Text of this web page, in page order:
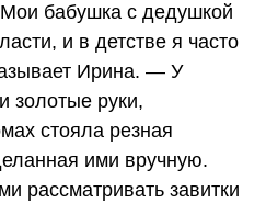
бабушка с дедушкой
и в детстве я часто
Ирина. — У
золотые руки,
стояла резная
ими вручную.
рассматривать завитки